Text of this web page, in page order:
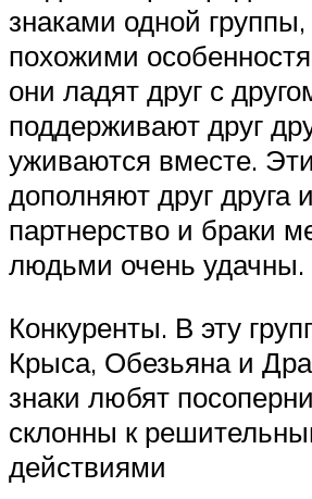
знаками одной
похожими
они ладят друг с
поддерживают друг
уживаются вместе.
дополняют друг друга
партнерство и браки
людьми очень удачны.
Конкуренты. В эту
Крыса, Обезьяна и
знаки любят
склонны к
действиями